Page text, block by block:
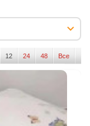
12 24 48 Все